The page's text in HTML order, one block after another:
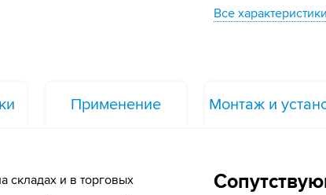
Все характеристики
Применение Монтаж и
складах и в торговых